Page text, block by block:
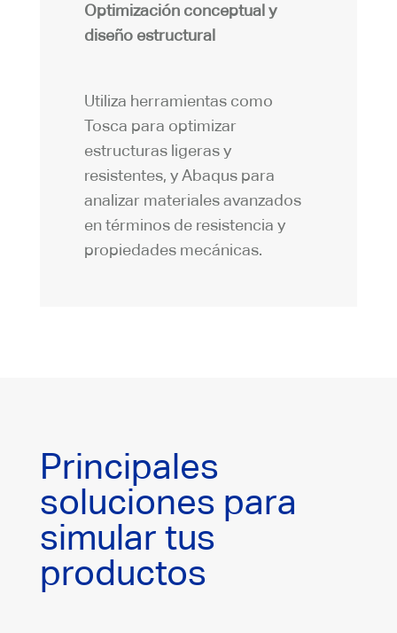
Optimización conceptual y
diseño estructural
Utiliza herramientas como
Tosca para optimizar
estructuras ligeras y
resistentes, y Abaqus para
analizar materiales avanzados
en términos de resistencia y
propiedades mecánicas.
Principales
soluciones para
simular tus
productos